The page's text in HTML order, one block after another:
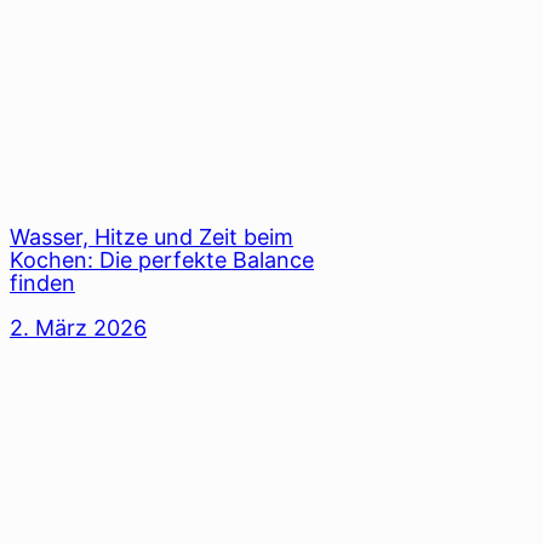
Wasser, Hitze und Zeit beim
Kochen: Die perfekte Balance
finden
2. März 2026